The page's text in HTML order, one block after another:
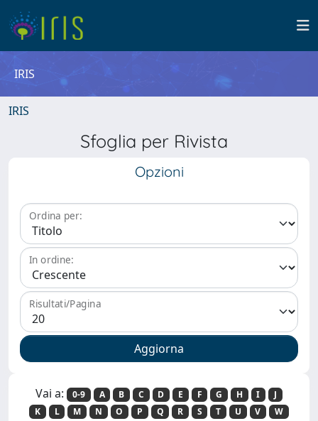
IRIS
IRIS
Sfoglia per Rivista
Opzioni
Ordina per:
In ordine:
Risultati/Pagina
Vai a: 0-9 A B C D E F G H I
J
K
L M N O P Q R S T U V
W